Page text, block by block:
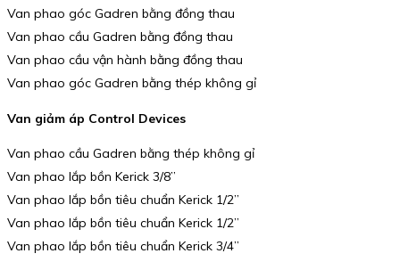
Van phao góc Gadren bằng đồng thau
Van phao cầu Gadren bằng đồng thau
Van phao cầu vận hành bằng đồng thau
Van phao góc Gadren bằng thép không gỉ
Van giảm áp Control Devices
Van phao cầu Gadren bằng thép không gỉ
Van phao lắp bồn Kerick 3/8”
Van phao lắp bồn tiêu chuẩn Kerick 1/2”
Van phao lắp bồn tiêu chuẩn Kerick 1/2”
Van phao lắp bồn tiêu chuẩn Kerick 3/4”